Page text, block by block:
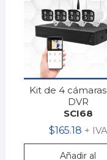
Kit de 4
DVR
SCI68
$165.18 + IVA
Añadir al